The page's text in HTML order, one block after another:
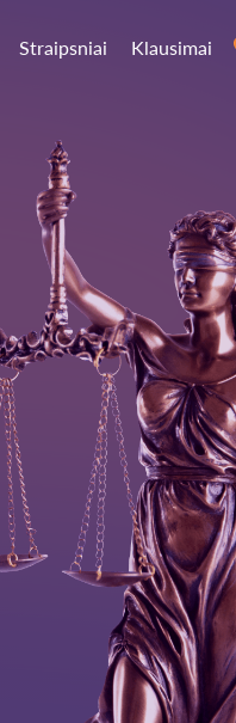
Straipsniai Klausimai